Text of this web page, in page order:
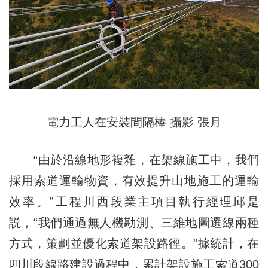
電力工人在安裝間隔棒 攝影 張月
“由於沿線地形複雜，在架線施工中，我們
採用索道運輸物資，有效提升山地施工的運輸
效率。”工程川西段業主項目執行經理邱是
説，“我們通過無人機勘測、三維地圖選線兩種
方式，策劃並優化索道架設路徑。”據統計，在
四川段線路建設過程中，累計架設施工索道300